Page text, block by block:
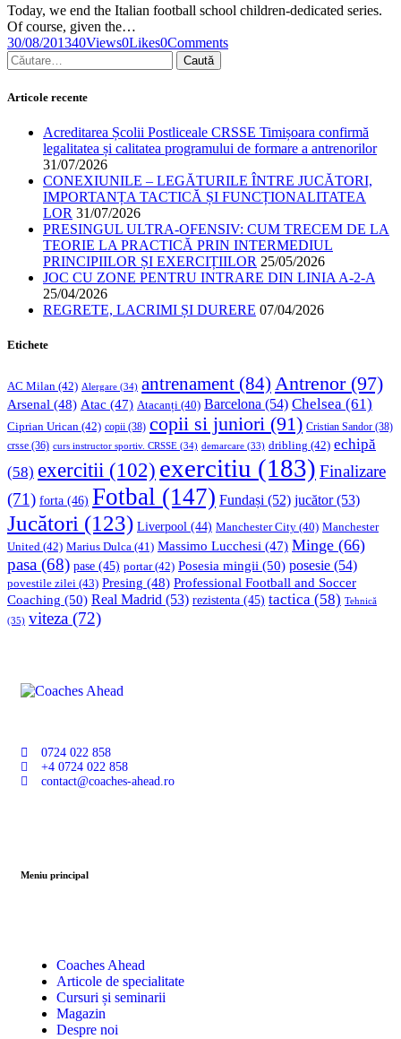
Today, we end the Italian football school children-dedicated series.
Of course, given the…
30/08/201340Views0Likes0Comments
Articole recente
Acreditarea Școlii Postliceale CRSSE Timișoara confirmă
legalitatea și calitatea programului de formare a antrenorilor
31/07/2026
CONEXIUNILE – LEGĂTURILE ÎNTRE JUCĂTORI,
IMPORTANȚA TACTICĂ ȘI FUNCȚIONALITATEA
LOR 31/07/2026
PRESINGUL ULTRA-OFENSIV: CUM TRECEM DE LA
TEORIE LA PRACTICĂ PRIN INTERMEDIUL
PRINCIPIILOR ȘI EXERCIȚIILOR 25/05/2026
JOC CU ZONE PENTRU INTRARE DIN LINIA A-2-A
25/04/2026
REGRETE, LACRIMI ȘI DURERE 07/04/2026
Etichete
AC Milan (42) Alergare (34) antrenament (84) Antrenor(97)
Arsenal (48) Atac (47) Atacanți (40) Barcelona (54) Chelsea (61)
Ciprian Urican (42) copii (38) copii si juniori (91) Cristian Sandor (38)
crsse (36) curs instructor sportiv. CRSSE (34) demarcare (33) dribling (42) echipă
(58) exercitii (102) exercitiu (183) Finalizare
(71) forta (46) Fotbal (147) Fundași (52) jucător(53)
Jucători (123) Liverpool (44) Manchester City (40) Manchester
United (42) Marius Dulca (41) Massimo Lucchesi (47) Minge (66)
pasa (68) pase (45) portar(42) Posesia mingii (50) posesie (54)
povestile zilei (43) Presing (48) Professional Football and Soccer
Coaching (50) Real Madrid (53) rezistenta (45) tactica (58) Tehnică
(35) viteza (72)
0724 022 858
+4 0724 022 858
contact@coaches-ahead.ro
Meniu principal
Coaches Ahead
Articole de specialitate
Cursuri și seminarii
Magazin
Despre noi